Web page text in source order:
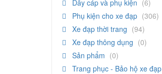
Dây cáp và phụ kiện (6)
Phụ kiện cho xe đạp (306)
Xe đạp thời trang (94)
Xe đạp thông dụng (0)
Sản phẩm (0)
Trang phục - Bảo hộ xe đạp